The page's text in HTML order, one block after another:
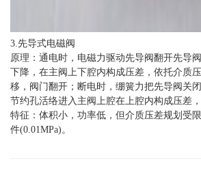
3.先导式电磁阀
原理：通电时，电磁力驱动先导阀翻开先导
下降，在主阀上下腔内构成压差，依托介质
移，阀门翻开；断电时，绷簧力把先导阀关
节约孔活络进入主阀上腔在上腔内构成压差
特征：体积小，功率低，但介质压差规划受
件(0.01MPa)。